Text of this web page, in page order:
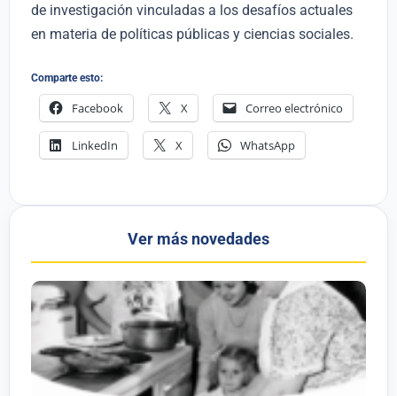
de investigación vinculadas a los desafíos actuales
en materia de políticas públicas y ciencias sociales.
Comparte esto:
Facebook X Correo electrónico
LinkedIn X WhatsApp
Ver más novedades